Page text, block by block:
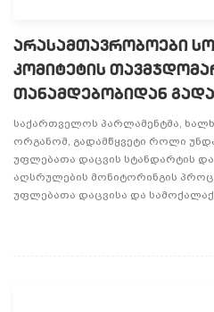
არასამთავრობოები
კომიტეტის
თანამდებობიდან
საქართველოს პარლამენტმა,
ორგანომ, გადამწყვეტი როლი
უფლებათა დაცვის სტანდარტის
აღსრულების მონიტორინგის
უფლებათა დაცვისა და